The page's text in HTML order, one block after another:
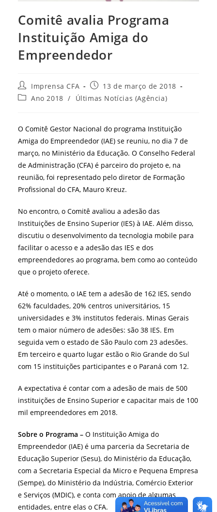
Comitê avalia Programa
Instituição Amiga do
Empreendedor
Autor
do
post:
Imprensa CFA
Post
publicado:
13 de março de 2018
Categoria
Ano 2018 / Últimas Notícias (Agência)
O Comitê Gestor Nacional do programa Instituição
Amiga do Empreendedor (IAE) se reuniu, no dia 7 de
março, no Ministério da Educação. O Conselho Federal
de Administração (CFA) é parceiro do projeto e, na
reunião, foi representado pelo diretor de Formação
Profissional do CFA, Mauro Kreuz.
No encontro, o Comitê avaliou a adesão das
Instituições de Ensino Superior (IES) à IAE. Além disso,
discutiu o desenvolvimento da tecnologia mobile para
facilitar o acesso e a adesão das IES e dos
empreendedores ao programa, bem como ao conteúdo
que o projeto oferece.
Até o momento, o IAE tem a adesão de 162 IES, sendo
62% faculdades, 20% centros universitários, 15
universidades e 3% institutos federais. Minas Gerais
tem o maior número de adesões: são 38 IES. Em
seguida vem o estado de São Paulo com 23 adesões.
Em terceiro e quarto lugar estão o Rio Grande do Sul
com 15 instituições participantes e o Paraná com 12.
A expectativa é contar com a adesão de mais de 500
instituições de Ensino Superior e capacitar mais de 100
mil empreendedores em 2018.
Sobre o Programa – O Instituição Amiga do
Empreendedor (IAE) é uma parceria da Secretaria de
Educação Superior (Sesu), do Ministério da Educação,
com a Secretaria Especial da Micro e Pequena Empresa
(Sempe), do Ministério da Indústria, Comércio Exterior
e Serviços (MDIC), e conta com apoio de algumas
entidades, entre elas o CFA.